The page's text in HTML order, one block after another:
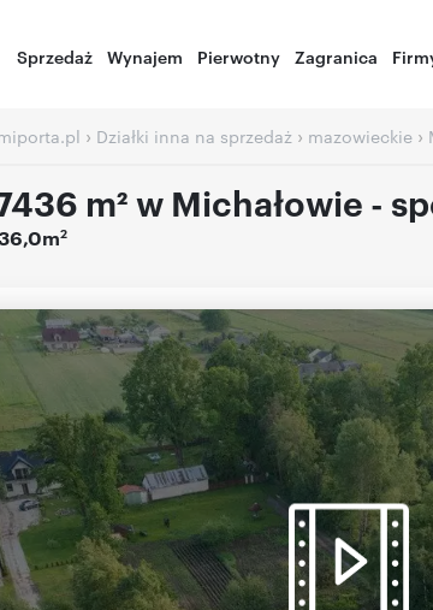
Sprzedaż Wynajem Pierwotny Zagranica
› Działki inna na sprzedaż › mazowieckie ›
m² w Michałowie -
2